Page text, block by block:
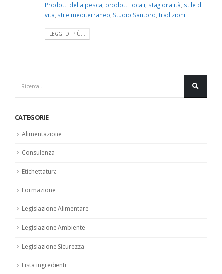
Prodotti della pesca, prodotti locali, stagionalità, stile di
vita, stile mediterraneo, Studio Santoro, tradizioni
LEGGI DI PIÙ...
CATEGORIE
Alimentazione
Consulenza
Etichettatura
Formazione
Legislazione Alimentare
Legislazione Ambiente
Legislazione Sicurezza
Lista ingredienti